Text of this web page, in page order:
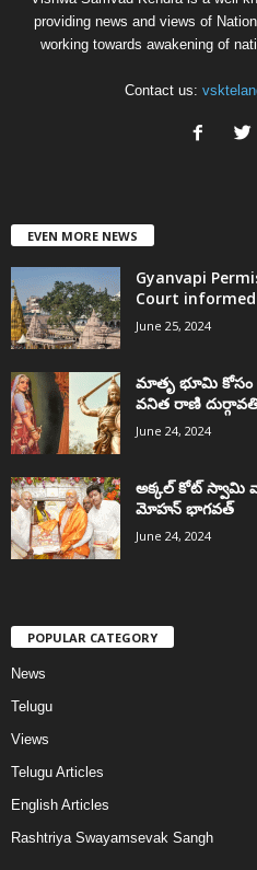
providing news and views of
working towards awakening of
Contact us:
EVEN MORE NEWS
Gyanvapi
Court
June 25, 2024
మాతృ భూమి కోసం
వనిత రాణి
June 24, 2024
అక్కల్‌ కోట్‌ స్వామి
మోహన్ భాగవత్
June 24, 2024
POPULAR CATEGORY
News
Telugu
Views
Telugu Articles
English Articles
Rashtriya Swayamsevak Sangh